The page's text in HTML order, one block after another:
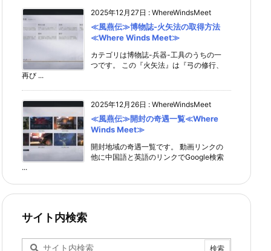
2025年12月27日 : WhereWindsMeet
≪風燕伝≫博物誌-火矢法の取得方法
≪Where Winds Meet≫
カテゴリは博物誌-兵器-工具のうちの一
つです。 この『火矢法』は『弓の修行、
再び ...
2025年12月26日 : WhereWindsMeet
≪風燕伝≫開封の奇遇一覧≪Where
Winds Meet≫
開封地域の奇遇一覧です。 動画リンクの
他に中国語と英語のリンクでGoogle検索
...
サイト内検索